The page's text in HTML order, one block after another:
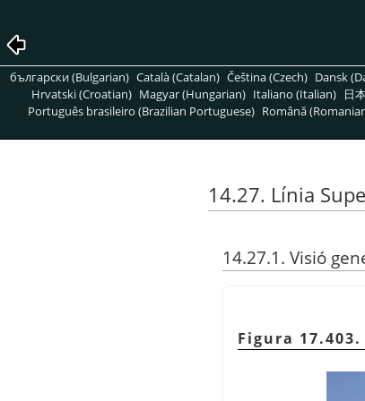
български (Bulgarian) Català (Catalan) Čeština (Czech) Dansk
Hrvatski (Croatian) Magyar (Hungarian) Italiano (Italian) 日
Português brasileiro (Brazilian Portuguese) Română
14.27. Línia
14.27.1. Visió
Figura